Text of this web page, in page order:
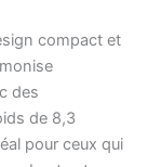
lourds
de
gamme
au
compact et
des
de 8,3
pour ceux qui